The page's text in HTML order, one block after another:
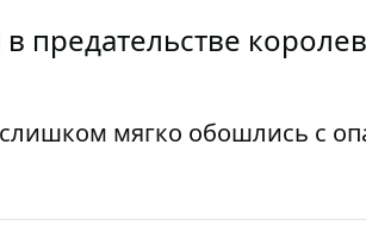
предательстве
мягко обошлись с